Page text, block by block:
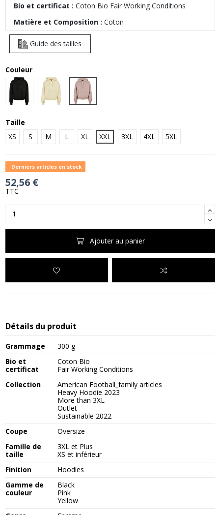
Bio et certificat : Coton Bio Fair Working Conditions
Matière et Composition : Coton
Guide des tailles
Couleur
Black Soft Yellow
Dusk Rose
Taille
XS
S M L XL XXL 3XL 4XL 5XL
Derniers articles en stock
52,56 €
TTC
Ajouter au panier
Détails du produit
Grammage
300 g
Bio et
certificat
Coton Bio
Fair Working Conditions
Collection
American Football_family articles
Heavy Hoodie 2023
More than 3XL
Outlet
Sustainable 2022
Coupe
Oversize
Famille de
taille
3XL et Plus
XS et inférieur
Finition
Hoodies
Gamme de
couleur
Black
Pink
Yellow